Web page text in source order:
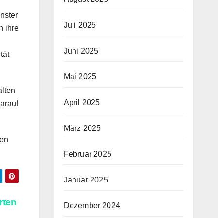
ihre
Juli 2025
Juni 2025
Mai 2025
April 2025
März 2025
Februar 2025
Januar 2025
Dezember 2024